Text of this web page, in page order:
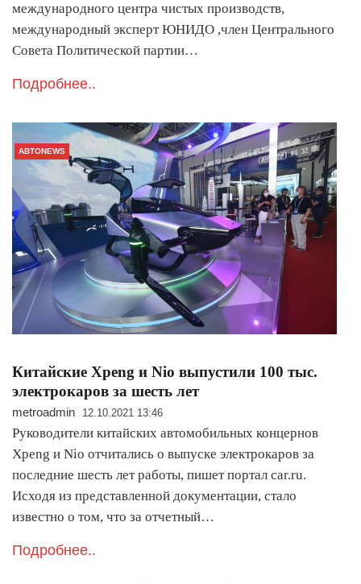
международного центра чистых производств,
международный эксперт ЮНИДО ,член Центрального
Совета Политической партии…
Подробнее..
АВТОNEWS
Китайские Xpeng и Nio выпустили 100 тыс.
электрокаров за шесть лет
metroadmin 12.10.2021 13:46
Руководители китайских автомобильных концернов
Xpeng и Nio отчитались о выпуске электрокаров за
последние шесть лет работы, пишет портал car.ru.
Исходя из представленной документации, стало
известно о том, что за отчетный…
Подробнее..